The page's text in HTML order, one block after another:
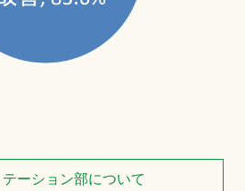
テーション部について